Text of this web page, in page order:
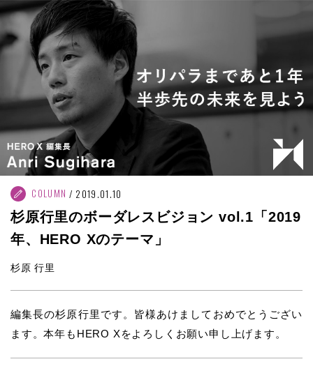
COLUMN 2019.01.10
杉原行里のボーダレスビジョン vol.1「2019
年、HERO Xのテーマ」
杉原 行里
編集長の杉原行里です。皆様あけましておめでとうござい
ます。本年もHERO Xをよろしくお願い申し上げます。